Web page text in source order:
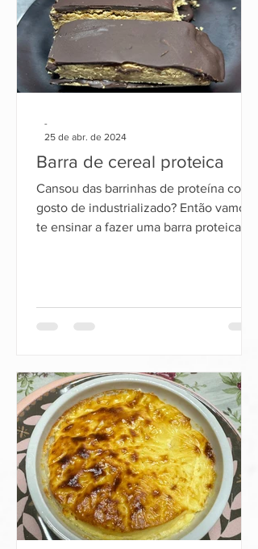
Barra de cereal proteica
Cansou das barrinhas de proteína com
gosto de industrializado? Então vamos
te ensinar a fazer uma barra proteica,
-
25 de abr. de 2024